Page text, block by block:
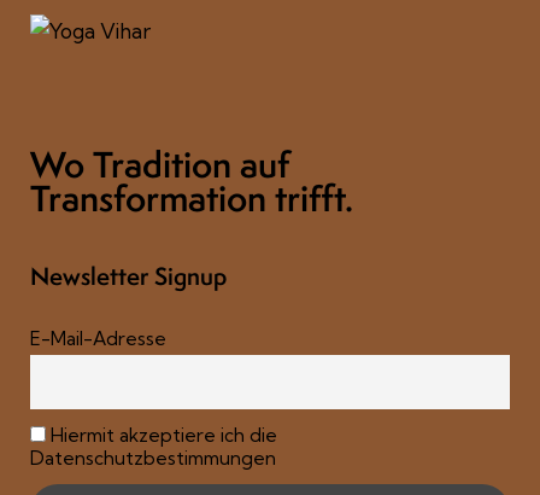
Wo Tradition auf
Transformation trifft.
Newsletter Signup
E-Mail-Adresse
Hiermit akzeptiere ich die
Datenschutzbestimmungen